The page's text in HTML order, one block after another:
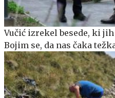
Vučić izrekel besede, ki
Bojim se, da nas čaka